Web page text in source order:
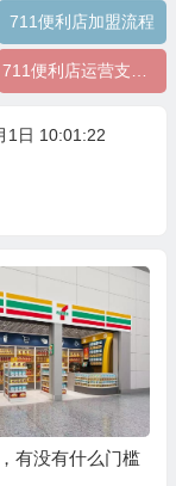
711便利店加盟流程
711便利店运营支持政策
1日 10:01:22
有没有什么门槛